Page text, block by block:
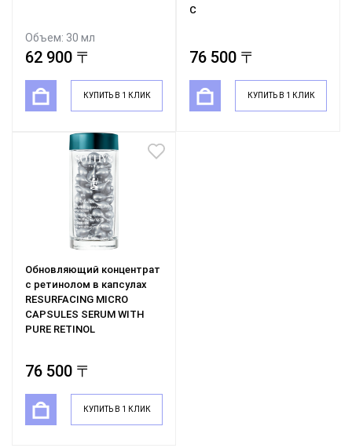
Объем: 30 мл
62 900 〒
КУПИТЬ В 1 КЛИК
C
76 500 〒
КУПИТЬ В 1 КЛИК
Обновляющий концентрат
с ретинолом в капсулах
RESURFACING MICRO
CAPSULES SERUM WITH
PURE RETINOL
76 500 〒
КУПИТЬ В 1 КЛИК